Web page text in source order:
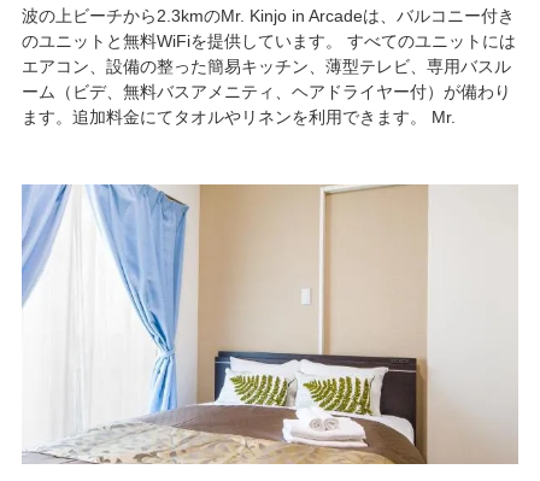
波の上ビーチから2.3kmのMr. Kinjo in Arcadeは、バルコニー付き
のユニットと無料WiFiを提供しています。 すべてのユニットには
エアコン、設備の整った簡易キッチン、薄型テレビ、専用バスル
ーム（ビデ、無料バスアメニティ、ヘアドライヤー付）が備わり
ます。追加料金にてタオルやリネンを利用できます。 Mr.